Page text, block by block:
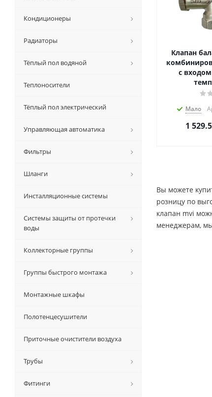
Клапан
с
Мало
1
Вы можете
розницу по
клапан mvi
менеджерам,
Кондиционеры
Радиаторы
Тёплый пол водяной
Теплоносители
Тёплый пол электрический
Управляющая автоматика
Фильтры
Шланги
Инсталляционные системы
Системы защиты от протечки
воды
Коллекторные группы
Группы быстрого монтажа
Монтажные шкафы
Полотенцесушители
Приточные очистители воздуха
Трубы
Фитинги